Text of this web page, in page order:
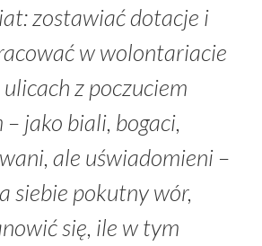
zostawiać dotacje i
w wolontariacie
z poczuciem
jako biali, bogaci,
ale uświadomieni –
siebie pokutny wór,
się, ile w tym